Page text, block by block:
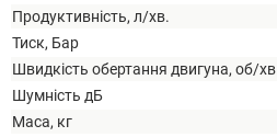
Продуктивність, л/хв.
Тиск, Бар
Швидкість обертання двигуна, об/хв
Шумність дБ
Маса, кг